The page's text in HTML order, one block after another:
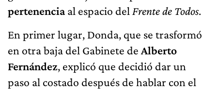
pertenenciaal espacio del Frente de Todos.
En primer lugar, Donda, que se trasformó
en otra baja del Gabinete de Alberto
Fernández, explicó que decidió dar un
paso al costado después de hablar con el